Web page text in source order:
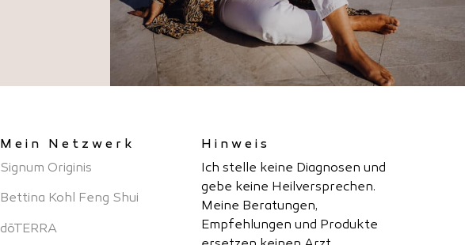
Mein Netzwerk
Signum Originis
Bettina Kohl Feng Shui
dōTERRA
Hinweis
Ich stelle keine Diagnosen und
gebe keine Heilversprechen.
Meine Beratungen,
Empfehlungen und Produkte